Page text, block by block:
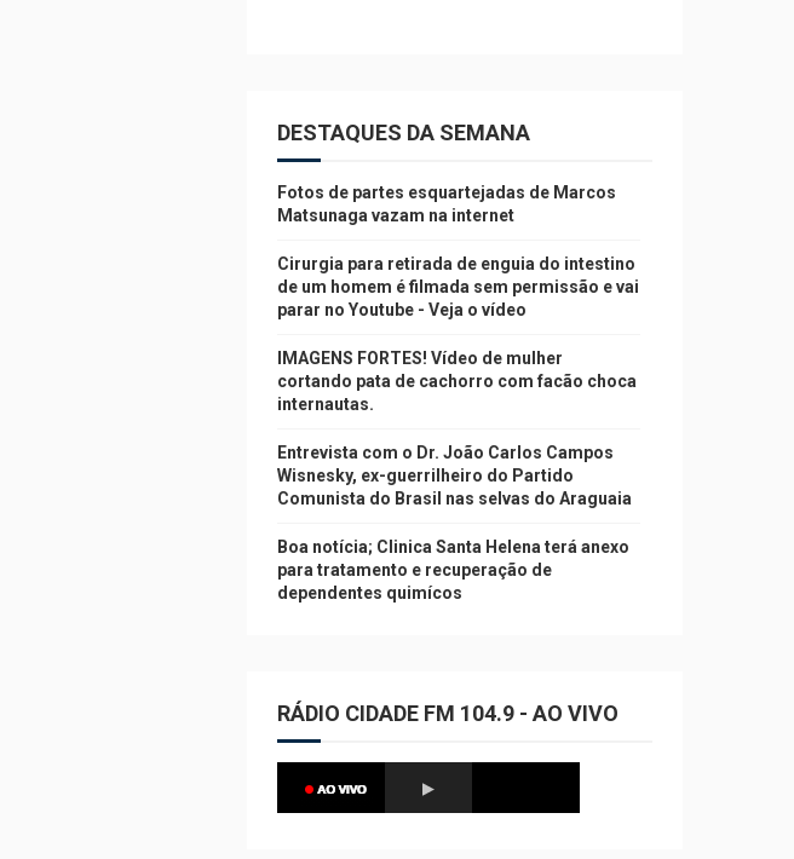
DESTAQUES DA SEMANA
Fotos de partes esquartejadas de Marcos
Matsunaga vazam na internet
Cirurgia para retirada de enguia do intestino
de um homem é filmada sem permissão e vai
parar no Youtube - Veja o vídeo
IMAGENS FORTES! Vídeo de mulher
cortando pata de cachorro com facão choca
internautas.
Entrevista com o Dr. João Carlos Campos
Wisnesky, ex-guerrilheiro do Partido
Comunista do Brasil nas selvas do Araguaia
Boa notícia; Clinica Santa Helena terá anexo
para tratamento e recuperação de
dependentes quimícos
RÁDIO CIDADE FM 104.9 - AO VIVO